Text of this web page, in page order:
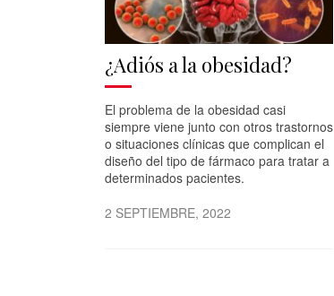
¿Adiós a la obesidad?
El problema de la obesidad casi
siempre viene junto con otros trastornos
o situaciones clínicas que complican el
diseño del tipo de fármaco para tratar a
determinados pacientes.
2 SEPTIEMBRE, 2022